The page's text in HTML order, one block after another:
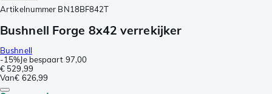
Artikelnummer BN18BF842T
Bushnell Forge 8x42 verrekijker
Bushnell
-15%Je bespaart 97,00
€ 529,99
Van€ 626,99